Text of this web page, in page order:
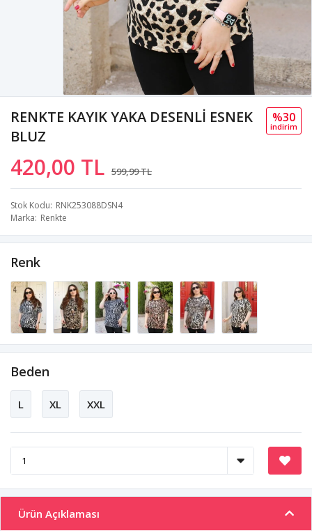
RENKTE KAYIK YAKA DESENLİ ESNEK
BLUZ
420,00 TL 599,99 TL
%30
i̇ndi̇ri̇m
Stok Kodu RNK253088DSN4
Marka Renkte
Renk
Beden
L XL XXL
Ürün Açıklaması